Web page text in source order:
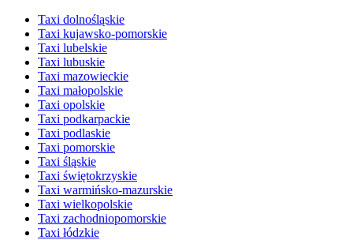
Taxi dolnośląskie
Taxi kujawsko-pomorskie
Taxi lubelskie
Taxi lubuskie
Taxi mazowieckie
Taxi małopolskie
Taxi opolskie
Taxi podkarpackie
Taxi podlaskie
Taxi pomorskie
Taxi śląskie
Taxi świętokrzyskie
Taxi warmińsko-mazurskie
Taxi wielkopolskie
Taxi zachodniopomorskie
Taxi łódzkie